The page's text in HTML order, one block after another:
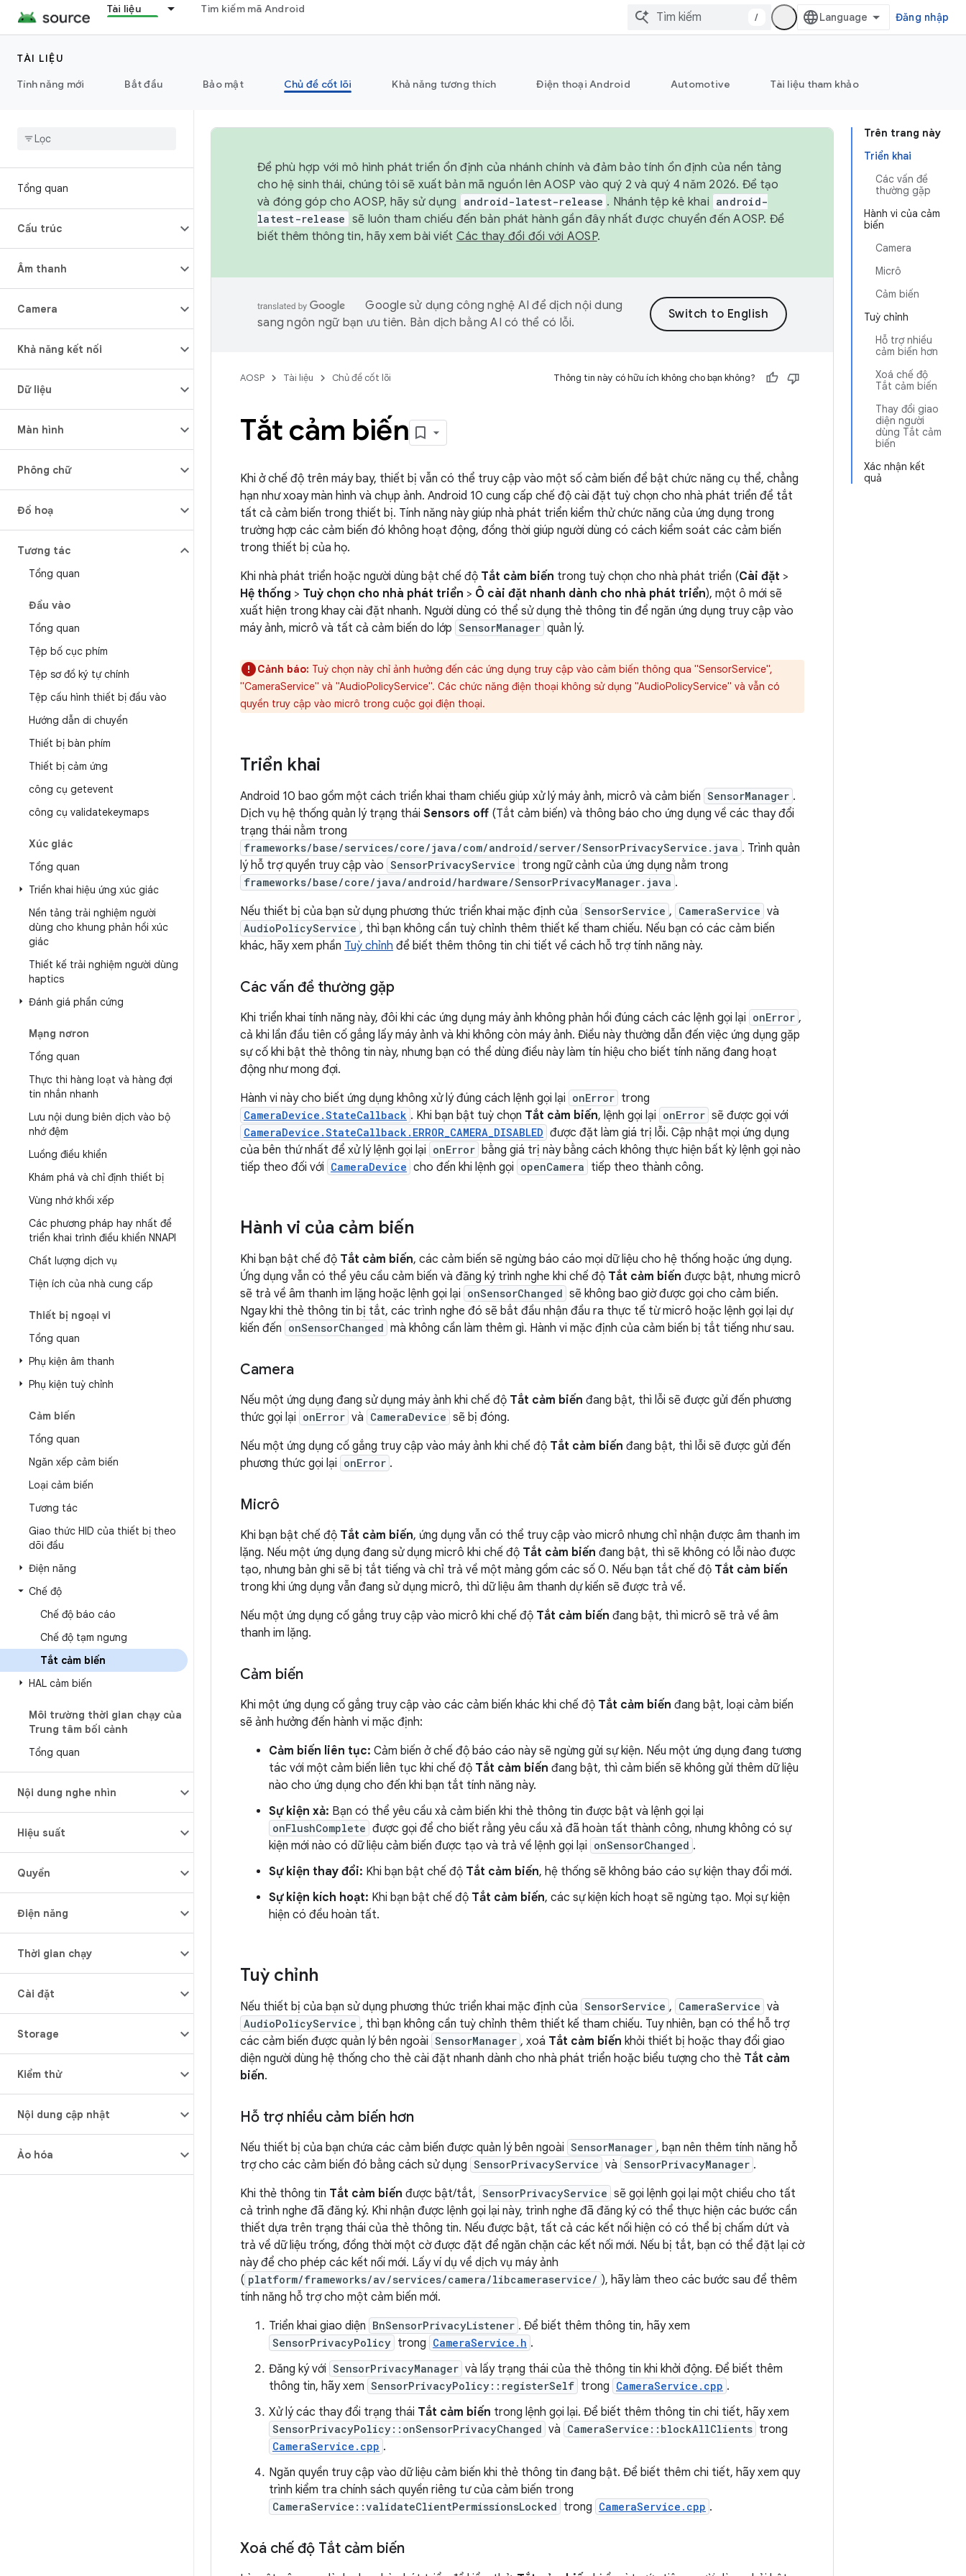
Tài liệu Tìm kiếm mã Android
/ Đăng nhập
TÀI LIỆU
Tính năng mới
Bắt đầu Bảo mật Chủ đề cốt lõi Khả năng tương thích Điện thoại Android Automotive Tài liệu tham khảo
Tổng quan
Cấu trúc
Âm thanh
Camera
Khả năng kết nối
Dữ liệu
Màn hình
Phông chữ
Đồ hoạ
Tương tác
Tổng quan
Đầu vào
Tổng quan
Tệp bố cục phím
Tệp sơ đồ ký tự chính
Tệp cấu hình thiết bị đầu vào
Hướng dẫn di chuyển
Thiết bị bàn phím
Thiết bị cảm ứng
công cụ getevent
công cụ validatekeymaps
Xúc giác
Tổng quan
Triển khai hiệu ứng xúc giác
Nền tảng trải nghiệm người
dùng cho khung phản hồi xúc
giác
Thiết kế trải nghiệm người dùng
haptics
Đánh giá phần cứng
Mạng nơron
Tổng quan
Thực thi hàng loạt và hàng đợi
tin nhắn nhanh
Lưu nội dung biên dịch vào bộ
nhớ đệm
Luồng điều khiển
Khám phá và chỉ định thiết bị
Vùng nhớ khối xếp
Các phương pháp hay nhất để
triển khai trình điều khiển NNAPI
Chất lượng dịch vụ
Tiện ích của nhà cung cấp
Thiết bị ngoại vi
Tổng quan
Phụ kiện âm thanh
Phụ kiện tuỳ chỉnh
Cảm biến
Tổng quan
Ngăn xếp cảm biến
Loại cảm biến
Tương tác
Giao thức HID của thiết bị theo
dõi đầu
Điện năng
Chế độ
Chế độ báo cáo
Chế độ tạm ngưng
Tắt cảm biến
HAL cảm biến
Môi trường thời gian chạy của
Trung tâm bối cảnh
Tổng quan
Nội dung nghe nhìn
Hiệu suất
Quyền
Điện năng
Thời gian chạy
Cài đặt
Storage
Kiểm thử
Nội dung cập nhật
Ảo hóa
Trên trang này
Triển khai
Các vấn đề
thường gặp
Hành vi của cảm
biến
Camera
Micrô
Cảm biến
Tuỳ chỉnh
Hỗ trợ nhiều
cảm biến hơn
Xoá chế độ
Tắt cảm biến
Thay đổi giao
diện người
dùng Tắt cảm
biến
Xác nhận kết
quả
Để phù hợp với mô hình phát triển ổn định của nhánh chính và đảm bảo tính ổn định của nền tảng
cho hệ sinh thái, chúng tôi sẽ xuất bản mã nguồn lên AOSP vào quý 2 và quý 4 năm 2026. Để tạo
và đóng góp cho AOSP, hãy sử dụng
android-latest-release . Nhánh tệp kê khai android-
latest-release sẽ luôn tham chiếu đến bản phát hành gần đây nhất được chuyển đến AOSP. Để
biết thêm thông tin, hãy xem bài viết Các thay đổi đối với AOSP.
Google sử dụng công nghệ AI để dịch nội dung
sang ngôn ngữ bạn ưu tiên. Bản dịch bằng AI có thể có lỗi.
AOSP Tài liệu Chủ đề cốt lõi Thông tin này có hữu ích không cho bạn không?
Tắt cảm biến
Khi ở chế độ trên máy bay, thiết bị vẫn có thể truy cập vào một số cảm biến để bật chức năng cụ thể, chẳng
hạn như xoay màn hình và chụp ảnh. Android 10 cung cấp chế độ cài đặt tuỳ chọn cho nhà phát triển để tắt
tất cả cảm biến trong thiết bị. Tính năng này giúp nhà phát triển kiểm thử chức năng của ứng dụng trong
trường hợp các cảm biến đó không hoạt động, đồng thời giúp người dùng có cách kiểm soát các cảm biến
trong thiết bị của họ.
Khi nhà phát triển hoặc người dùng bật chế độ Tắt cảm biến trong tuỳ chọn cho nhà phát triển (Cài đặt >
Hệ thống > Tuỳ chọn cho nhà phát triển > Ô cài đặt nhanh dành cho nhà phát triển), một ô mới sẽ
xuất hiện trong khay cài đặt nhanh. Người dùng có thể sử dụng thẻ thông tin để ngăn ứng dụng truy cập vào
máy ảnh, micrô và tất cả cảm biến do lớp SensorManager quản lý.
Cảnh báo: Tuỳ chọn này chỉ ảnh hưởng đến các ứng dụng truy cập vào cảm biến thông qua "SensorService",
"CameraService" và "AudioPolicyService". Các chức năng điện thoại không sử dụng "AudioPolicyService" và vẫn có
quyền truy cập vào micrô trong cuộc gọi điện thoại.
Triển khai
Android 10 bao gồm một cách triển khai tham chiếu giúp xử lý máy ảnh, micrô và cảm biến SensorManager .
Dịch vụ hệ thống quản lý trạng thái Sensors off (Tắt cảm biến) và thông báo cho ứng dụng về các thay đổi
trạng thái nằm trong
frameworks/base/services/core/java/com/android/server/SensorPrivacyService.java . Trình quản
lý hỗ trợ quyền truy cập vào SensorPrivacyService trong ngữ cảnh của ứng dụng nằm trong
frameworks/base/core/java/android/hardware/SensorPrivacyManager.java .
Nếu thiết bị của bạn sử dụng phương thức triển khai mặc định của SensorService , CameraService và
AudioPolicyService , thì bạn không cần tuỳ chỉnh thêm thiết kế tham chiếu. Nếu bạn có các cảm biến
khác, hãy xem phần Tuỳ chỉnh để biết thêm thông tin chi tiết về cách hỗ trợ tính năng này.
Các vấn đề thường gặp
Khi triển khai tính năng này, đôi khi các ứng dụng máy ảnh không phản hồi đúng cách các lệnh gọi lại onError ,
cả khi lần đầu tiên cố gắng lấy máy ảnh và khi không còn máy ảnh. Điều này thường dẫn đến việc ứng dụng gặp
sự cố khi bật thẻ thông tin này, nhưng bạn có thể dùng điều này làm tín hiệu cho biết tính năng đang hoạt
động như mong đợi.
Hành vi này cho biết ứng dụng không xử lý đúng cách lệnh gọi lại onError trong
CameraDevice.StateCallback . Khi bạn bật tuỳ chọn Tắt cảm biến, lệnh gọi lại onError sẽ được gọi với
CameraDevice.StateCallback.ERROR_CAMERA_DISABLED được đặt làm giá trị lỗi. Cập nhật mọi ứng dụng
của bên thứ nhất để xử lý lệnh gọi lại onError bằng giá trị này bằng cách không thực hiện bất kỳ lệnh gọi nào
tiếp theo đối với CameraDevice cho đến khi lệnh gọi openCamera tiếp theo thành công.
Hành vi của cảm biến
Khi bạn bật chế độ Tắt cảm biến, các cảm biến sẽ ngừng báo cáo mọi dữ liệu cho hệ thống hoặc ứng dụng.
Ứng dụng vẫn có thể yêu cầu cảm biến và đăng ký trình nghe khi chế độ Tắt cảm biến được bật, nhưng micrô
sẽ trả về âm thanh im lặng hoặc lệnh gọi lại onSensorChanged sẽ không bao giờ được gọi cho cảm biến.
Ngay khi thẻ thông tin bị tắt, các trình nghe đó sẽ bắt đầu nhận đầu ra thực tế từ micrô hoặc lệnh gọi lại dự
kiến đến onSensorChanged mà không cần làm thêm gì. Hành vi mặc định của cảm biến bị tắt tiếng như sau.
Camera
Nếu một ứng dụng đang sử dụng máy ảnh khi chế độ Tắt cảm biến đang bật, thì lỗi sẽ được gửi đến phương
thức gọi lại onError và CameraDevice sẽ bị đóng.
Nếu một ứng dụng cố gắng truy cập vào máy ảnh khi chế độ Tắt cảm biến đang bật, thì lỗi sẽ được gửi đến
phương thức gọi lại onError .
Micrô
Khi bạn bật chế độ Tắt cảm biến, ứng dụng vẫn có thể truy cập vào micrô nhưng chỉ nhận được âm thanh im
lặng. Nếu một ứng dụng đang sử dụng micrô khi chế độ Tắt cảm biến đang bật, thì sẽ không có lỗi nào được
tạo, nhưng bản ghi sẽ bị tắt tiếng và chỉ trả về một mảng gồm các số 0. Nếu bạn tắt chế độ Tắt cảm biến
trong khi ứng dụng vẫn đang sử dụng micrô, thì dữ liệu âm thanh dự kiến sẽ được trả về.
Nếu một ứng dụng cố gắng truy cập vào micrô khi chế độ Tắt cảm biến đang bật, thì micrô sẽ trả về âm
thanh im lặng.
Cảm biến
Khi một ứng dụng cố gắng truy cập vào các cảm biến khác khi chế độ Tắt cảm biến đang bật, loại cảm biến
sẽ ảnh hưởng đến hành vi mặc định:
Cảm biến liên tục: Cảm biến ở chế độ báo cáo này sẽ ngừng gửi sự kiện. Nếu một ứng dụng đang tương
tác với một cảm biến liên tục khi chế độ Tắt cảm biến đang bật, thì cảm biến sẽ không gửi thêm dữ liệu
nào cho ứng dụng cho đến khi bạn tắt tính năng này.
Sự kiện xả: Bạn có thể yêu cầu xả cảm biến khi thẻ thông tin được bật và lệnh gọi lại
onFlushComplete được gọi để cho biết rằng yêu cầu xả đã hoàn tất thành công, nhưng không có sự
kiện mới nào có dữ liệu cảm biến được tạo và trả về lệnh gọi lại onSensorChanged .
Sự kiện thay đổi: Khi bạn bật chế độ Tắt cảm biến, hệ thống sẽ không báo cáo sự kiện thay đổi mới.
Sự kiện kích hoạt: Khi bạn bật chế độ Tắt cảm biến, các sự kiện kích hoạt sẽ ngừng tạo. Mọi sự kiện
hiện có đều hoàn tất.
Tuỳ chỉnh
Nếu thiết bị của bạn sử dụng phương thức triển khai mặc định của SensorService , CameraService và
AudioPolicyService , thì bạn không cần tuỳ chỉnh thêm thiết kế tham chiếu. Tuy nhiên, bạn có thể hỗ trợ
các cảm biến được quản lý bên ngoài SensorManager , xoá Tắt cảm biến khỏi thiết bị hoặc thay đổi giao
diện người dùng hệ thống cho thẻ cài đặt nhanh dành cho nhà phát triển hoặc biểu tượng cho thẻ Tắt cảm
biến.
Hỗ trợ nhiều cảm biến hơn
Nếu thiết bị của bạn chứa các cảm biến được quản lý bên ngoài SensorManager , bạn nên thêm tính năng hỗ
trợ cho các cảm biến đó bằng cách sử dụng SensorPrivacyService và SensorPrivacyManager .
Khi thẻ thông tin Tắt cảm biến được bật/tắt, SensorPrivacyService sẽ gọi lệnh gọi lại một chiều cho tất
cả trình nghe đã đăng ký. Khi nhận được lệnh gọi lại này, trình nghe đã đăng ký có thể thực hiện các bước cần
thiết dựa trên trạng thái của thẻ thông tin. Nếu được bật, tất cả các kết nối hiện có có thể bị chấm dứt và
trả về dữ liệu trống, đồng thời một cờ được đặt để ngăn chặn các kết nối mới. Nếu bị tắt, bạn có thể đặt lại cờ
này để cho phép các kết nối mới. Lấy ví dụ về dịch vụ máy ảnh
( platform/frameworks/av/services/camera/libcameraservice/ ), hãy làm theo các bước sau để thêm
tính năng hỗ trợ cho một cảm biến mới.
Triển khai giao diện BnSensorPrivacyListener . Để biết thêm thông tin, hãy xem
SensorPrivacyPolicy trong CameraService.h .
Đăng ký với SensorPrivacyManager và lấy trạng thái của thẻ thông tin khi khởi động. Để biết thêm
thông tin, hãy xem SensorPrivacyPolicy::registerSelf trong CameraService.cpp .
Xử lý các thay đổi trạng thái Tắt cảm biến trong lệnh gọi lại. Để biết thêm thông tin chi tiết, hãy xem
SensorPrivacyPolicy::onSensorPrivacyChanged và CameraService::blockAllClients trong
CameraService.cpp .
Ngăn quyền truy cập vào dữ liệu cảm biến khi thẻ thông tin đang bật. Để biết thêm chi tiết, hãy xem quy
trình kiểm tra chính sách quyền riêng tư của cảm biến trong
CameraService::validateClientPermissionsLocked trong CameraService.cpp .
Xoá chế độ Tắt cảm biến